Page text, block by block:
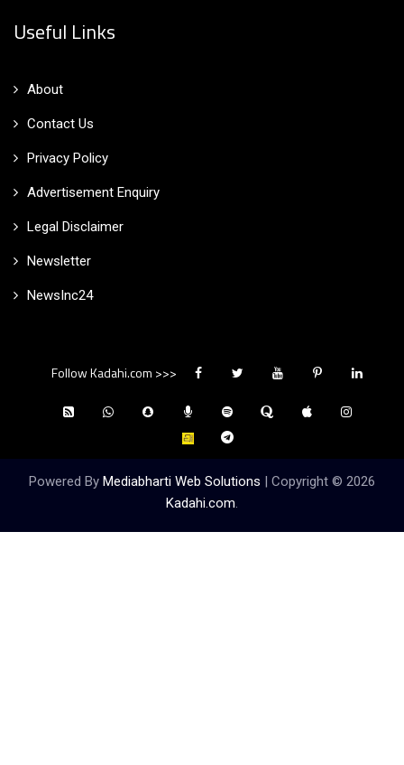
Useful Links
About
Contact Us
Privacy Policy
Advertisement Enquiry
Legal Disclaimer
Newsletter
NewsInc24
Follow Kadahi.com >>>
Powered By Mediabharti Web Solutions | Copyright © 2026
Kadahi.com.